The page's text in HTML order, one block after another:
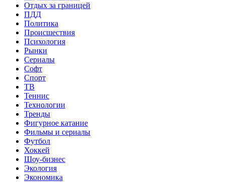
Отдых за границей
ПДД
Политика
Происшествия
Психология
Рынки
Сериалы
Софт
Спорт
ТВ
Теннис
Технологии
Тренды
Фигурное катание
Фильмы и сериалы
Футбол
Хоккей
Шоу-бизнес
Экология
Экономика